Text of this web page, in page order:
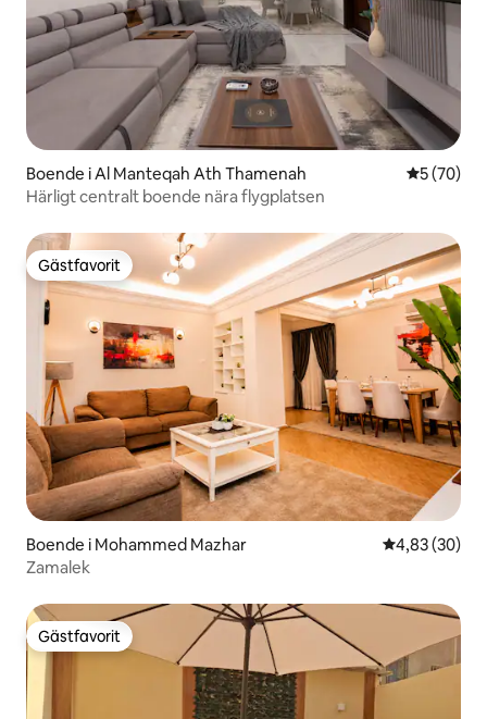
Boende i Al Manteqah Ath Thamenah 5 av 5 i
5 (70)
Härligt centralt boende nära flygplatsen
Gästfavorit
Gästfavorit
Boende i Mohammed Mazhar 4,83 av 5 i
4,83 (30)
Zamalek
Gästfavorit
Gästfavorit